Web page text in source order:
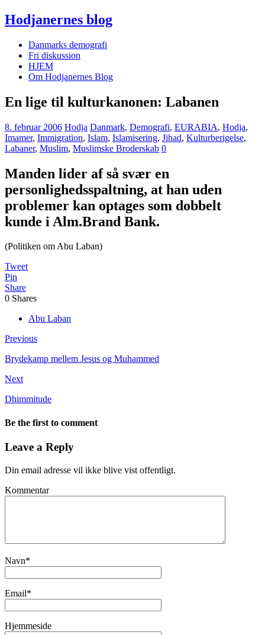
Hodjanernes blog
Danmarks demografi
Fri diskussion
HJEM
Om Hodjanernes Blog
En lige til kulturkanonen: Labanen
8. februar 2006 Hodja Danmark, Demografi, EURABIA, Hodja,
Imamer, Immigration, Islam, Islamisering, Jihad, Kulturberigelse,
Labaner, Muslim, Muslimske Broderskab 0
Manden lider af så svær en
personlighedsspaltning, at han uden
problemer kan optages som dobbelt
kunde i Alm.Brand Bank.
(Politiken om Abu Laban)
Tweet
Pin
Share
0 Shares
Abu Laban
Previous
Brydekamp mellem Jesus og Muhammed
Next
Dhimmitude
Be the first to comment
Leave a Reply
Din email adresse vil ikke blive vist offentligt.
Kommentar
Navn*
Email*
Hjemmeside